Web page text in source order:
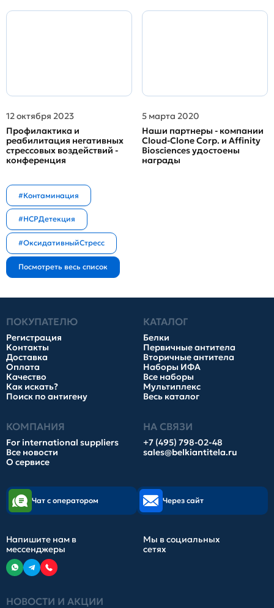
12 октября 2023
Профилактика и
реабилитация негативных
стрессовых воздействий -
конференция
5 марта 2020
Наши партнеры - компании
Cloud-Clone Corp. и Affinity
Biosciences удостоены
награды
#Контаминация
#HCPДетекция
#ОксидативныйСтресс
ПОКУПАТЕЛЮ
Регистрация
Контакты
Доставка
Оплата
Качество
Как искать?
Поиск по антигену
КАТАЛОГ
Белки
Первичные антитела
Вторичные антитела
Наборы ИФА
Все наборы
Мультиплекс
Весь каталог
КОМПАНИЯ
For international suppliers
Все новости
О сервисе
НА СВЯЗИ
+7 (495) 798-02-48
sales@belkiantitela.ru
НОВОСТИ И АКЦИИ
Чат с оператором Через сайт
Напишите нам в
мессенджеры
Мы в социальных
сетях